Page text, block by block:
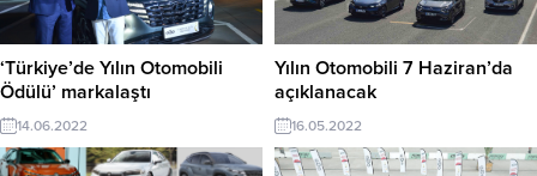
‘Türkiye’de Yılın Otomobili
Ödülü’ markalaştı
14.06.2022
Yılın Otomobili 7 Haziran’da
açıklanacak
16.05.2022